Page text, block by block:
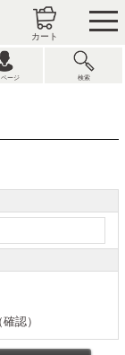
カート
ページ 検索
確認）